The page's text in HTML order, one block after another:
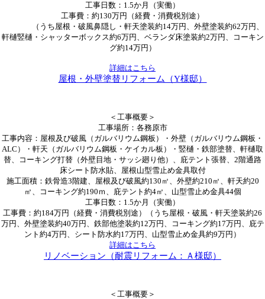
工事日数：1.5か月（実働）
工事費：約130万円（経費・消費税別途）
（うち屋根・破風鼻隠し・軒天塗装約14万円、外壁塗装約62万円、
軒樋竪樋・シャッターボックス約6万円、ベランダ床塗装約2万円、コーキン
グ約14万円）
詳細はこちら
屋根・外壁塗替リフォーム（Y様邸）
＜工事概要＞
工事場所：各務原市
工事内容：屋根及び破風（ガルバリウム鋼板）・外壁（ガルバリウム鋼板・
ALC）・軒天（ガルバリウム鋼板・ケイカル板）・竪樋・鉄部塗替、軒樋取
替、コーキング打替（外壁目地・サッシ廻り他）、庇テント張替、2階通路
床シート防水貼、屋根山型雪止め金具取付
施工面積：鉄骨造3階建、屋根及び破風約130㎡、外壁約210㎡、軒天約20
㎡、コーキング約190ｍ、庇テント約4㎡、山型雪止め金具44個
工事日数：1.5か月（実働）
工事費：約184万円（経費・消費税別途）（うち屋根・破風・軒天塗装約26
万円、外壁塗装約40万円、鉄部他塗装約12万円、コーキング約17万円、庇テ
ント約4万円、シート防水約17万円、山型雪止め金具約9万円）
詳細はこちら
リノベーション（耐震リフォーム：Ａ様邸）
＜工事概要＞